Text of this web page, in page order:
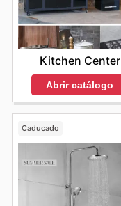
Kitchen Center
Abrir catálogo
Caducado